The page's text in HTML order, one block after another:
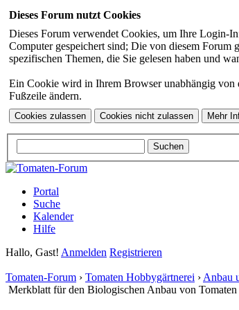
Dieses Forum nutzt Cookies
Dieses Forum verwendet Cookies, um Ihre Login-
Computer gespeichert sind; Die von diesem Forum
spezifischen Themen, die Sie gelesen haben und
Ein Cookie wird in Ihrem Browser unabhängig von
Fußzeile ändern.
Portal
Suche
Kalender
Hilfe
Hallo, Gast! Anmelden Registrieren
Tomaten-Forum › Tomaten Hobbygärtnerei › Anbau
Merkblatt für den Biologischen Anbau von Tomaten